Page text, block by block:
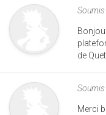
de
Merci